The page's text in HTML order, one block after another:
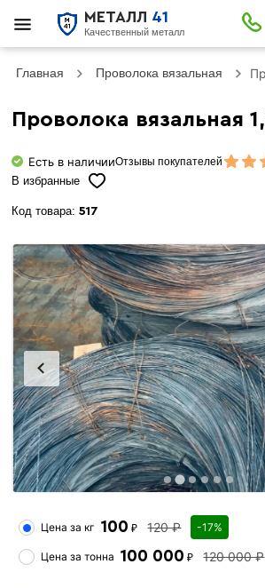
МЕТАЛЛ 41
Качественный металл
Главная Проволока вязальная
Проволока вязальная
Есть в наличииОтзывы покупателей
В избранные
Код товара: 517
Цена за кг 100 ₽ 120 ₽ -17%
Цена затонна 100 000 ₽ 120 000 ₽